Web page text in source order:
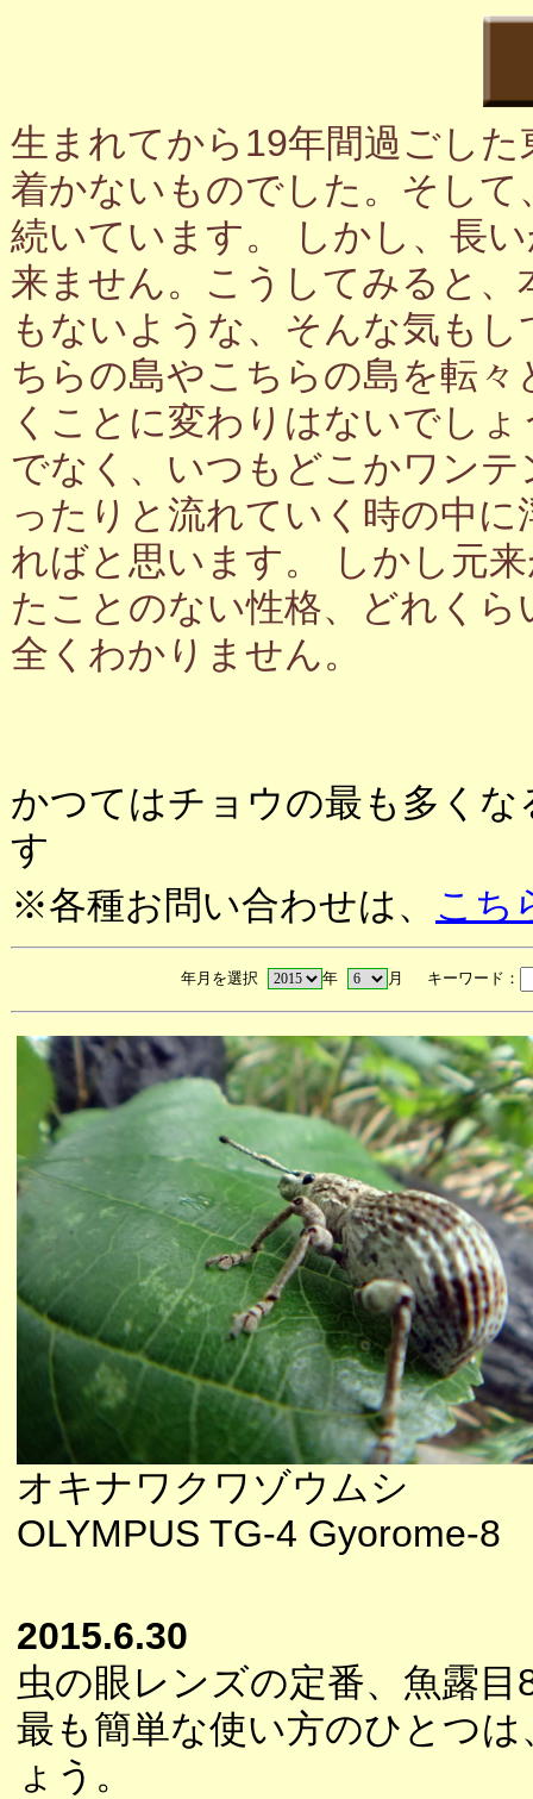
生まれてから19年間過ごし
着かないものでした。そし
続いています。 しかし、長
来ません。こうしてみると
もないような、そんな気も
ちらの島やこちらの島を転
くことに変わりはないでし
でなく、いつもどこかワン
ったりと流れていく時の中
ればと思います。 しかし元
たことのない性格、どれく
全くわかりません。
かつてはチョウの最も多く
す
※各種お問い合わせは、 こち
年月を選択 年 月 キーワード：
オキナワクワゾウムシ
OLYMPUS TG-4 Gyorome-8
2015.6.30
虫の眼レンズの定番、魚露目
最も簡単な使い方のひとつ
ょう。